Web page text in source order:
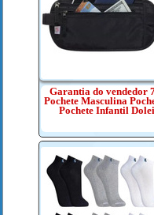
Garantia do vendedor
Pochete Masculina
Pochete Infantil